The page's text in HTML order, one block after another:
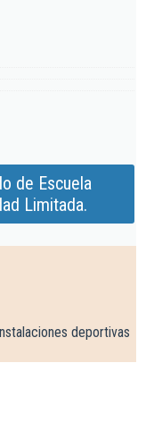
de Escuela
Limitada.
deportivas